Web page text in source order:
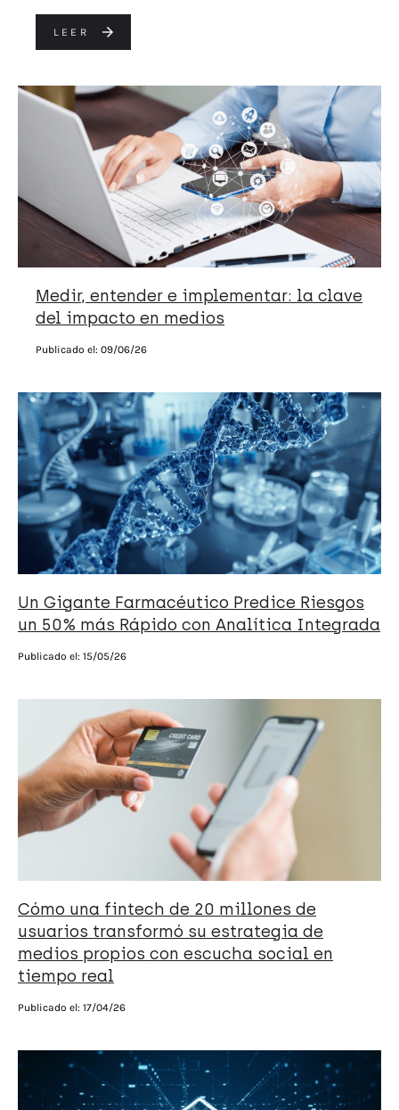
LEER
Medir, entender e implementar: la clave
del impacto en medios
Publicado el: 09/06/26
Un Gigante Farmacéutico Predice Riesgos
un 50% más Rápido con Analítica Integrada
Publicado el: 15/05/26
Cómo una fintech de 20 millones de
usuarios transformó su estrategia de
medios propios con escucha social en
tiempo real
Publicado el: 17/04/26